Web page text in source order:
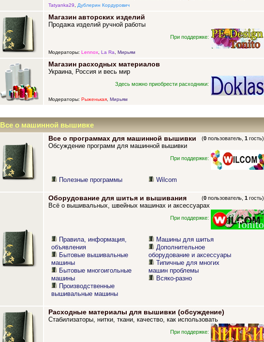
Tatyanka29, Дублерин Кордурович
Магазин авторских изделий
Продажа изделий ручной работы
При поддержке:
Модераторы: Lennox, La Ra, Мирьям
Магазин расходных материалов
Украина, Россия и весь мир
Здесь можно приобрести расходники:
Модераторы: Рыженькая, Мирьям
Все о машинной вышивке
Все о программах для машинной вышивки (0 пользователь,1 гость)
Обсуждение программ для машинной вышивки
При поддержке:
Полезные программы Wilcom
Оборудование для шитья и вышивания (0 пользователь,1 гость)
Всё о вышивальных, швейных машинах и аксессуарах
При поддержке:
Правила, информация,
объявления
Бытовые вышивальные
машины
Бытовые многоигольные
машины
Производственные
вышивальные машины
Машины для шитья
Дополнительное
оборудование и аксессуары
Типичные для многих
машин проблемы
Всяко-разно
Расходные материалы для вышивки (обсуждение)
Стабилизаторы, нитки, ткани, качество, как использовать
При поддержке: